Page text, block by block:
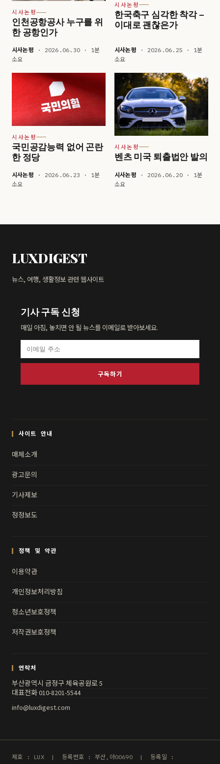
시사논평
인천공항공사 누구를 위
한 공항인가
시사논평 · 2026.06.30 · 1분
소요
시사논평
한국축구 심각한 착각 –
이대로 괜찮은가
시사논평 · 2026.06.25 · 1분
소요
시사논평
국민공감능력 없어 곤란
한 정당
시사논평 · 2026.06.23 · 1분
소요
시사논평
벤츠 미국 퇴출법안 발의
시사논평 · 2026.06.20 · 1분
소요
LUXDIGEST
뉴스, 여행, 생활정보 관련 웹사이트
기사 구독 신청
매일 아침, 놓치면 안 될 뉴스를 이메일로 받아보세요.
구독하기
사이트 안내
매체소개
광고문의
기사제보
정정보도
정책 및 약관
이용약관
개인정보처리방침
청소년보호정책
저작권보호정책
연락처
부산광역시 금정구 체육공원로 5
대표전화 010-8201-5544
info@luxdigest.com
제호 : LUX | 등록번호 : 부산,아00690 | 등록일 :